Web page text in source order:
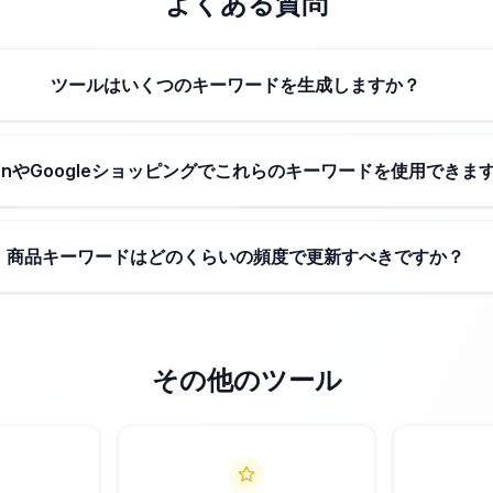
ツールはいくつのキーワードを生成しますか？
やGoogleショッピングでこれらのキーワードを使用できま
商品キーワードはどのくらいの頻度で更新すべきですか？
その他のツール